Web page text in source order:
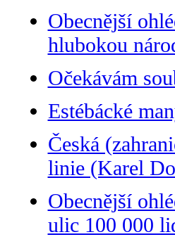
Obecnější
hlubokou
Očekávám
Estébácké
Česká
linie (Karel
Obecnější
ulic 100 000